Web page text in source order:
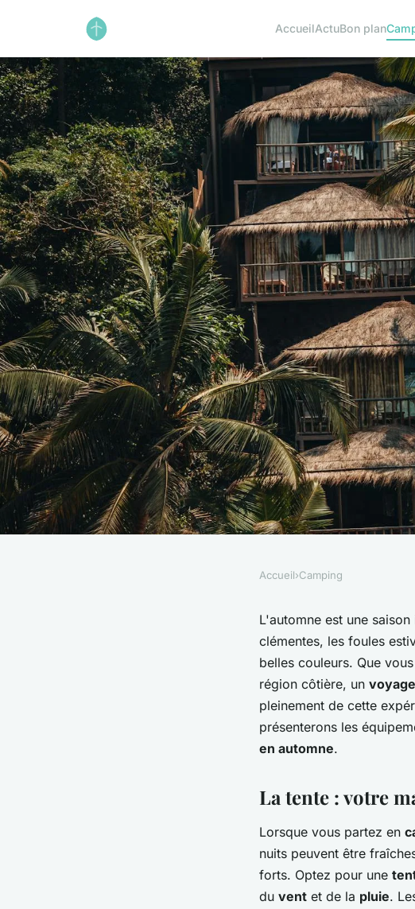
AccueilActuBon plan
Quels sont les
nécessaires pour un
région côtière en
Accueil›Camping
L'automne est une
clémentes, les foules
belles couleurs. Que
région côtière, un voyage
pleinement de cette
présenterons les
en automne.
La tente : votre
Lorsque vous partez en
nuits peuvent être
forts. Optez pour une
du vent et de la pluie.